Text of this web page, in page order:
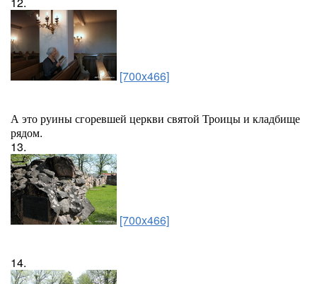
[700x466]
А это руины сгоревшей церкви святой Троицы и кладбище
рядом.
13.
[700x466]
14.